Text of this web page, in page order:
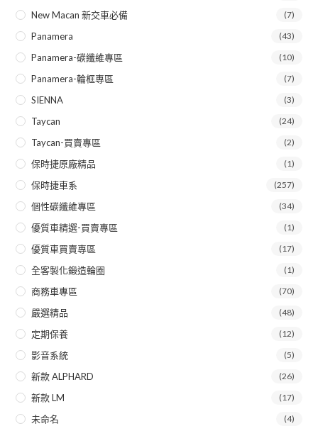
New Macan 新交車必備 (7)
Panamera (43)
Panamera-碳纖維專區 (10)
Panamera-輪框專區 (7)
SIENNA (3)
Taycan (24)
Taycan-買賣專區 (2)
保時捷原廠精品 (1)
保時捷車系 (257)
個性碳纖維專區 (34)
優質車精選-買賣專區 (1)
優質車買賣專區 (17)
全客製化鍛造輪圈 (1)
商務車專區 (70)
嚴選精品 (48)
定期保養 (12)
影音系統 (5)
新款 ALPHARD (26)
新款 LM (17)
未命名 (4)